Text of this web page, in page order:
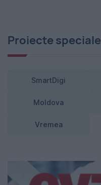
Proiecte speciale
SmartDigi
Moldova
Vremea